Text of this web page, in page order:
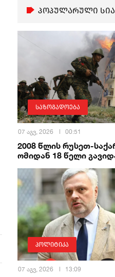
პოპულარული
საზოგადოება
07 აგვ, 2026 00:51
2008 წლის რუსეთ-
ომიდან 18 წელი
პოლიტიკა
07 აგვ, 2026 13:09